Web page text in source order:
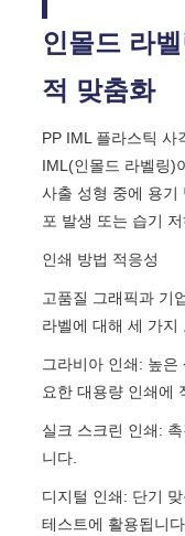
인몰드 라
적 맞춤화
PP IML 플라스틱 사
IML(인몰드 라벨링)
사출 성형 중에 용기
포 발생 또는 습기
인쇄 방법 적응성
고품질 그래픽과 기
라벨에 대해 세 가지
그라비아 인쇄: 높은
요한 대용량 인쇄에
실크 스크린 인쇄:
니다.
디지털 인쇄: 단기
테스트에 활용됩니다.